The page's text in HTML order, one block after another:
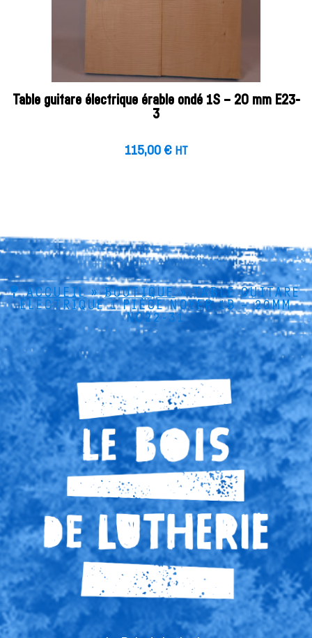
Table guitare électrique érable ondé 1S – 20 mm E23-
3
115,00 € HT
ACCUEIL»BOUTIQUE»TABLE GUITARE
ÉLECTRIQUE 1 PIÈCE NOYER 1B – 20MM
NO22-31